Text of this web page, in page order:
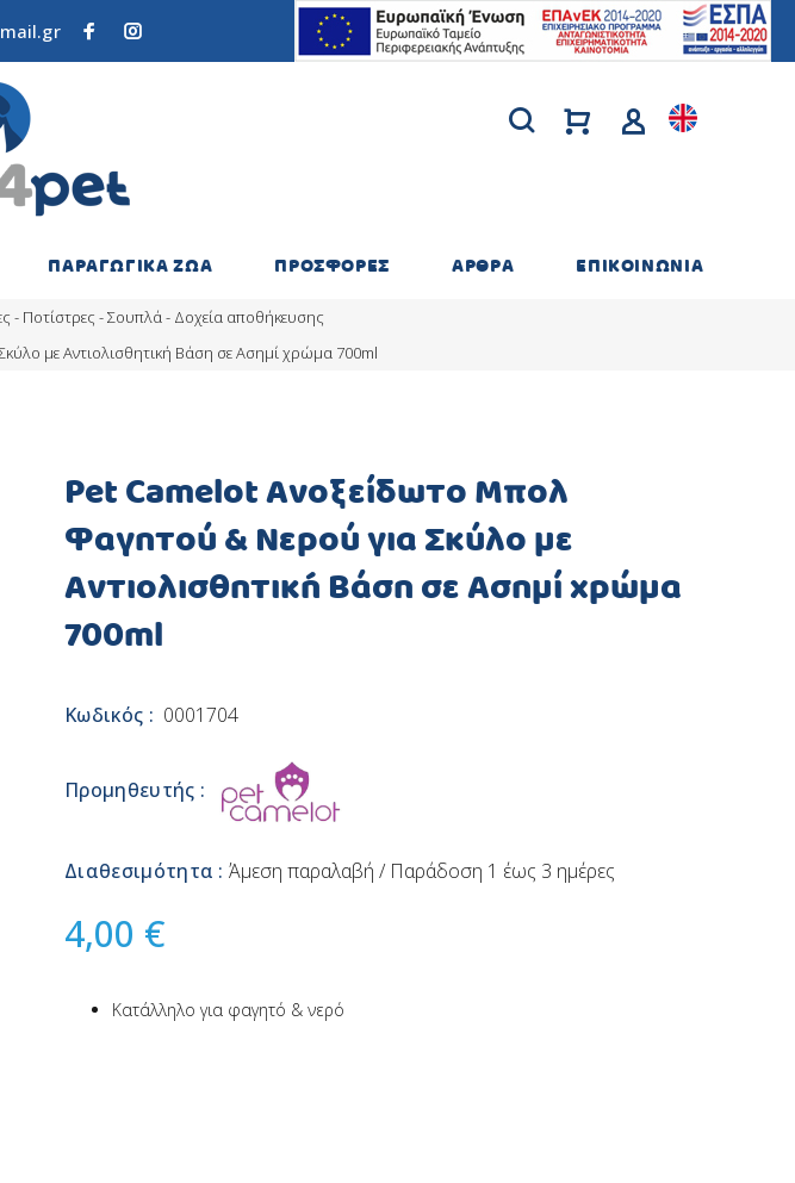
ΠΑΡΑΓΩΓΙΚΑ ΖΩΑ ΠΡΟΣΦΟΡΕΣ ΑΡΘΡΑ ΕΠΙΚΟΙΝΩΝΙΑ
- Ποτίστρες - Σουπλά - Δοχεία αποθήκευσης
με Αντιολισθητική Βάση σε Ασημί χρώμα 700ml
Pet Camelot Ανοξείδωτο Μπολ
Φαγητού & Νερού για Σκύλο με
Αντιολισθητική Βάση σε Ασημί χρώμα
700ml
Κωδικός : 0001704
Προμηθευτής :
Διαθεσιμότητα :Άμεση παραλαβή / Παράδoση 1 έως 3 ημέρες
4,00 €
Κατάλληλο για φαγητό & νερό